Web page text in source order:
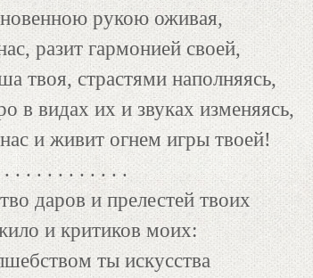
рукою оживая,
разит гармонией своей,
твоя, страстями наполняясь,
в видах их и звуках изменяясь,
и живит огнем игры твоей!
. . . . . . . . . . .
даров и прелестей твоих
и критиков моих:
ты искусства